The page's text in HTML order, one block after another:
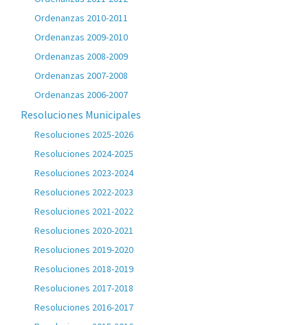
Ordenanzas 2010-2011
Ordenanzas 2009-2010
Ordenanzas 2008-2009
Ordenanzas 2007-2008
Ordenanzas 2006-2007
Resoluciones Municipales
Resoluciones 2025-2026
Resoluciones 2024-2025
Resoluciones 2023-2024
Resoluciones 2022-2023
Resoluciones 2021-2022
Resoluciones 2020-2021
Resoluciones 2019-2020
Resoluciones 2018-2019
Resoluciones 2017-2018
Resoluciones 2016-2017